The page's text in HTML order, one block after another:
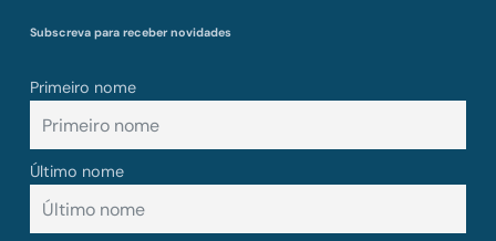
Subscreva para receber novidades
Primeiro nome
Último nome